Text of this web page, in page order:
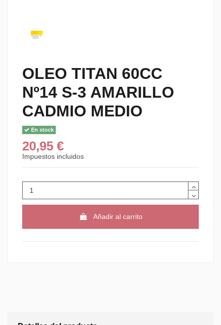
OLEO TITAN 60CC
Nº14 S-3 AMARILLO
CADMIO MEDIO
En stock
20,95 €
Impuestos incluidos
Añadir al carrito